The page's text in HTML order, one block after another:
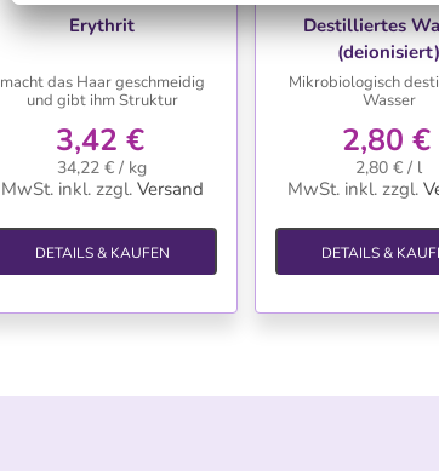
WUNSCHLISTE
Erythrit
macht das Haar geschmeidig
und gibt ihm Struktur
3,42 €
34,22 € / kg
MwSt. inkl. zzgl. Versand
DETAILS & KAUFEN
Destilliertes
(deionisiert)
Mikrobiologisch
Wasser
2,80 €
2,80 € / l
MwSt. inkl. zzgl.
DETAILS &